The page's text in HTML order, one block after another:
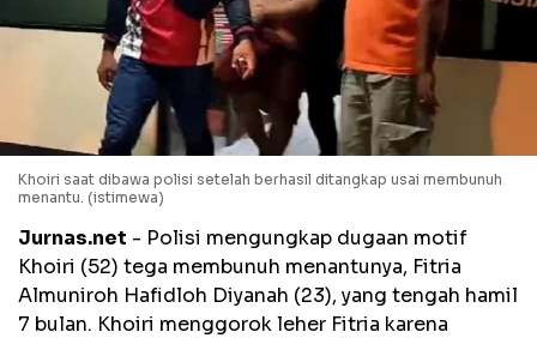
Khoiri saat dibawa polisi setelah berhasil ditangkap usai membunuh
menantu. (istimewa)
Jurnas.net - Polisi mengungkap dugaan motif
Khoiri (52) tega membunuh menantunya, Fitria
Almuniroh Hafidloh Diyanah (23), yang tengah hamil
7 bulan. Khoiri menggorok leher Fitria karena